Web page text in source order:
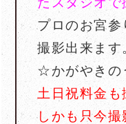
プロのお宮
撮影出来ます
☆かがやきの
土日祝料金も
しかも只今